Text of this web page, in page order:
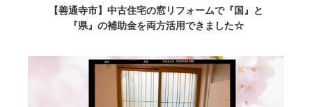
【善通寺市】中古住宅の窓リフォームで『国』と
『県』の補助金を両方活用できました☆